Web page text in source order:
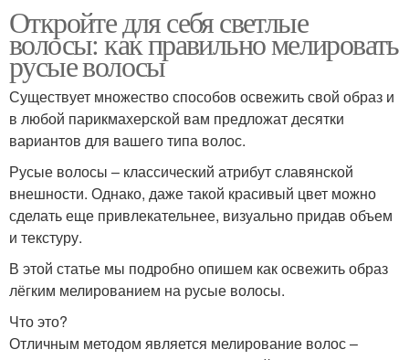
Откройте для себя светлые
волосы: как правильно мелировать
русые волосы
Существует множество способов освежить свой образ и
в любой парикмахерской вам предложат десятки
вариантов для вашего типа волос.
Русые волосы – классический атрибут славянской
внешности. Однако, даже такой красивый цвет можно
сделать еще привлекательнее, визуально придав объем
и текстуру.
В этой статье мы подробно опишем как освежить образ
лёгким мелированием на русые волосы.
Что это?
Отличным методом является мелирование волос –